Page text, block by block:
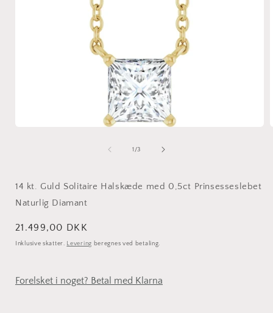
1 /af
3
14 kt. Guld Solitaire Halskæde med 0,5ct Prinsesseslebet
Naturlig Diamant
Normalpris
21.499,00 DKK
Inklusive skatter. Levering beregnes ved betaling.
Forelsket i noget? Betal med Klarna